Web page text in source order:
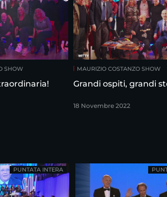
SHOW MAURIZIO COSTANZO SHOW
Grandi ospiti, grandi
18 Novembre 2022
PUNTATA INTERA